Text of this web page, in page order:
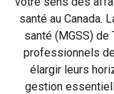
santé au Canada.
santé (MGSS)
professionnels
élargir leurs
gestion